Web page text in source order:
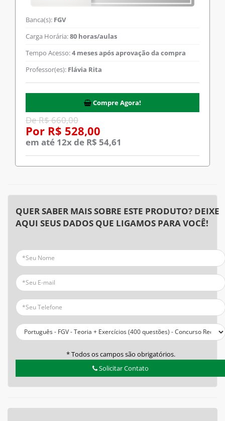
Banca(s): FGV
Carga Horária:80 horas/aulas
Tempo Acesso:4 meses após aprovação da compra
Professor(es): Flávia Rita
Compre Agora!
De R$ 660,00
Por R$ 528,00
em até 12x de R$ 54,61
QUER SABER MAIS SOBRE ESTE PRODUTO? DEIXE
AQUI SEUS DADOS QUE LIGAMOS PARA VOCÊ!
* Todos os campos são obrigatórios.
Solicitar Contato